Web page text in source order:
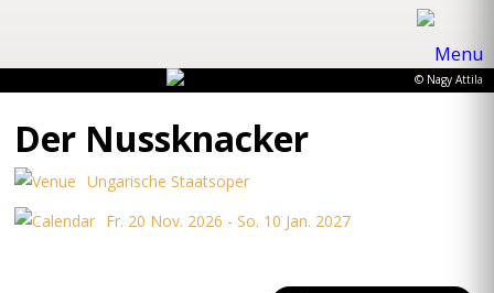
© Nagy Attila
Der Nussknacker
Ungarische Staatsoper
Fr. 20 Nov. 2026 - So. 10 Jan. 2027